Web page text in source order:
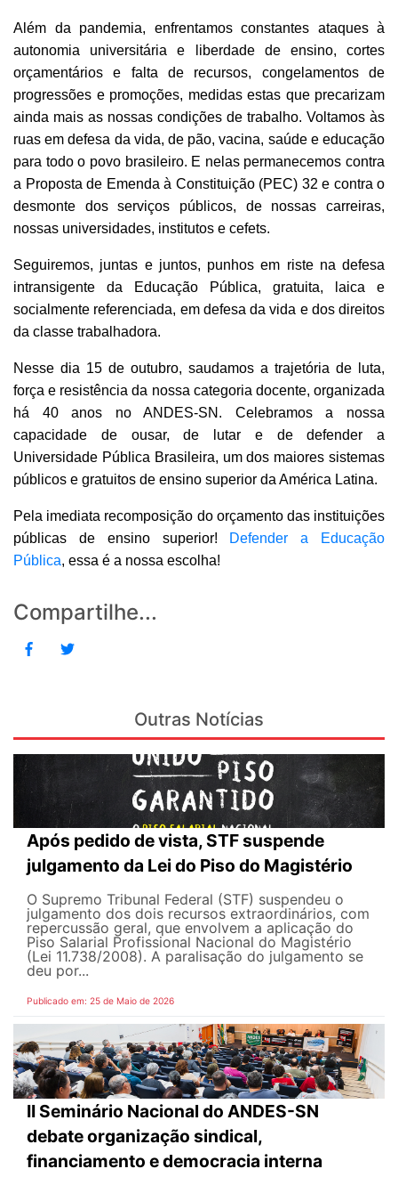
Além da pandemia, enfrentamos constantes ataques à
autonomia universitária e liberdade de ensino, cortes
orçamentários e falta de recursos, congelamentos de
progressões e promoções, medidas estas que precarizam
ainda mais as nossas condições de trabalho. Voltamos às
ruas em defesa da vida, de pão, vacina, saúde e educação
para todo o povo brasileiro. E nelas permanecemos contra
a Proposta de Emenda à Constituição (PEC) 32 e contra o
desmonte dos serviços públicos, de nossas carreiras,
nossas universidades, institutos e cefets.
Seguiremos, juntas e juntos, punhos em riste na defesa
intransigente da Educação Pública, gratuita, laica e
socialmente referenciada, em defesa da vida e dos direitos
da classe trabalhadora.
Nesse dia 15 de outubro, saudamos a trajetória de luta,
força e resistência da nossa categoria docente, organizada
há 40 anos no ANDES-SN. Celebramos a nossa
capacidade de ousar, de lutar e de defender a
Universidade Pública Brasileira, um dos maiores sistemas
públicos e gratuitos de ensino superior da América Latina.
Pela imediata recomposição do orçamento das instituições
públicas de ensino superior! Defender a Educação
Pública, essa é a nossa escolha!
Compartilhe...
Outras Notícias
Após pedido de vista, STF suspende
julgamento da Lei do Piso do Magistério
O Supremo Tribunal Federal (STF) suspendeu o
julgamento dos dois recursos extraordinários, com
repercussão geral, que envolvem a aplicação do
Piso Salarial Profissional Nacional do Magistério
(Lei 11.738/2008). A paralisação do julgamento se
deu por...
Publicado em: 25 de Maio de 2026
II Seminário Nacional do ANDES-SN
debate organização sindical,
financiamento e democracia interna